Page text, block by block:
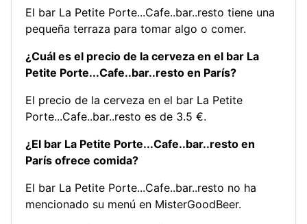
El bar La Petite Porte...Cafe..bar..resto tiene una
pequeña terraza para tomar algo o comer.
¿Cuál es el precio de la cerveza en el bar La
Petite Porte...Cafe..bar..resto en París?
El precio de la cerveza en el bar La Petite
Porte...Cafe..bar..resto es de 3.5 €.
¿El bar La Petite Porte...Cafe..bar..resto en
París ofrece comida?
El bar La Petite Porte...Cafe..bar..resto no ha
mencionado su menú en MisterGoodBeer.